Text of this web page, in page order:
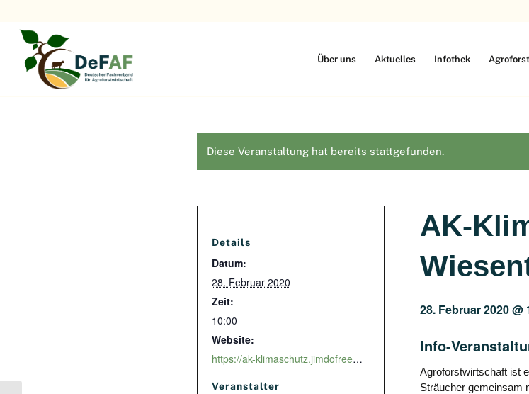
Über uns Aktuelles Infothek
Diese Veranstaltung hat bereits stattgefunden.
AK-
28. Februar 2020 @
Info-
Agroforstwirtschaft ist
Sträucher gemeinsam
Details
Datum:
28. Februar 2020
Zeit:
10:00
Website:
https://ak-klimaschutz.jimdofree.com/agroforstwirtschaft/
Veranstalter